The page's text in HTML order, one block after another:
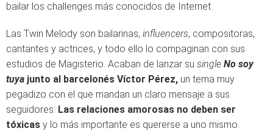
bailar los challenges más conocidos de Internet.
Las Twin Melody son bailarinas, influencers, compositoras,
cantantes y actrices, y todo ello lo compaginan con sus
estudios de Magisterio. Acaban de lanzar su single No soy
tuya junto al barcelonés Víctor Pérez, un tema muy
pegadizo con el que mandan un claro mensaje a sus
seguidores: Las relaciones amorosas no deben ser
tóxicas y lo más importante es quererse a uno mismo.